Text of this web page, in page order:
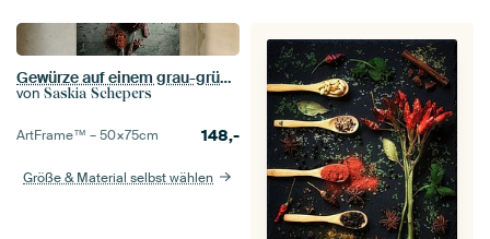
Gewürze auf einem grau-grünen Küchentisch
von Saskia Schepers
ArtFrame™ –50×75cm 148,-
Größe & Material selbst wählen